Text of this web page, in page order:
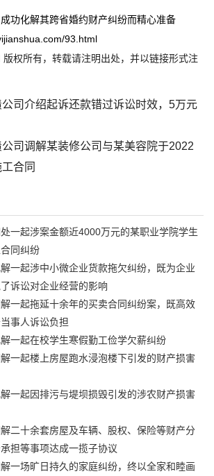
功化解其跨省婚约财产纠纷而精心准备
93.html
版权所有，转载请注明出处，并以链接形式注
司介绍起诉还款错过诉讼时效，5万元
司调解某装修公司与某美容院于2022
合同
一起涉案金额近4000万元的某职业学院学生
同纠纷
一起涉中小微企业货款拖欠纠纷，既为企业
诉讼对企业经营的影响
一起拖延十余年的买卖合同纠纷案，既高效
事人诉讼负担
一起在校学生寒假勤工俭学欠薪纠纷
一起楼上房屋跑水浸泡楼下引发的财产损害
一起因排污与堤坝损毁引发的涉农财产损害
二十余套房屋及车辆、股权、保险等财产分
担等事项达成一揽子协议
一场旷日持久的家庭纠纷，终以全家和睦画